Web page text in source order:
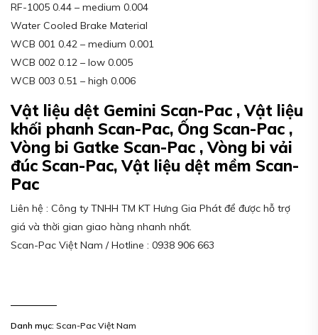
RF-1005 0.44 – medium 0.004
Water Cooled Brake Material
WCB 001 0.42 – medium 0.001
WCB 002 0.12 – low 0.005
WCB 003 0.51 – high 0.006
Vật liệu dệt Gemini Scan-Pac , Vật liệu
khối phanh Scan-Pac, Ống Scan-Pac ,
Vòng bi Gatke Scan-Pac , Vòng bi vải
đúc Scan-Pac, Vật liệu dệt mềm Scan-
Pac
Liên hệ : Công ty TNHH TM KT Hưng Gia Phát để được hỗ trợ
giá và thời gian giao hàng nhanh nhất.
Scan-Pac Việt Nam / Hotline : 0938 906 663
Danh mục: Scan-Pac Việt Nam